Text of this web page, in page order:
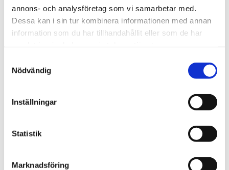
annons- och analysföretag som vi samarbetar med.
Dessa kan i sin tur kombinera informationen med annan
information som du har tillhandahållit eller som de har
Nödvändig
Inställningar
Statistik
Marknadsföring